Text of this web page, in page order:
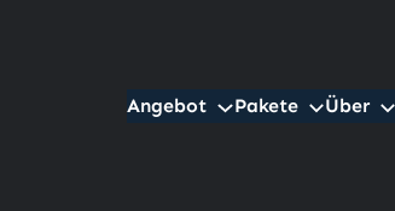
Angebot Pakete Über